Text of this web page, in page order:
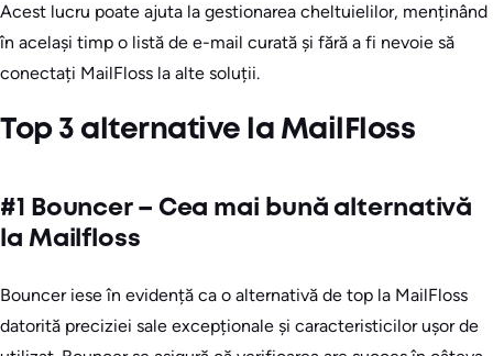
Acest lucru poate ajuta la gestionarea cheltuielilor, menținând
în același timp o listă de e-mail curată și fără a fi nevoie să
conectați MailFloss la alte soluții.
Top 3 alternative la MailFloss
#1 Bouncer – Cea mai bună alternativă
la Mailfloss
Bouncer iese în evidență ca o alternativă de top la MailFloss
datorită preciziei sale excepționale și caracteristicilor ușor de